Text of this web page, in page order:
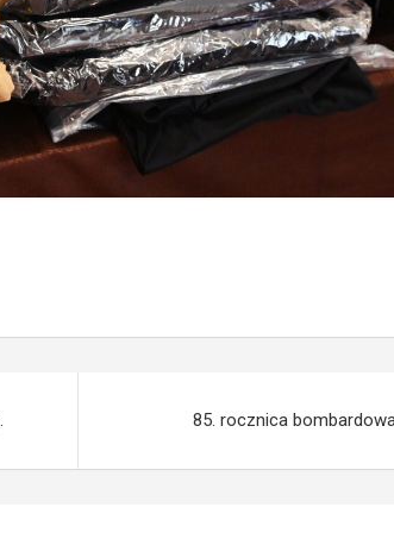
85. rocznica